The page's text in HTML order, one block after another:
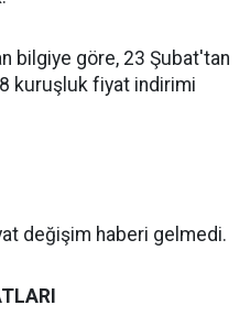
bilgiye göre, 23 Şubat'tan
kuruşluk fiyat indirimi
değişim haberi gelmedi.